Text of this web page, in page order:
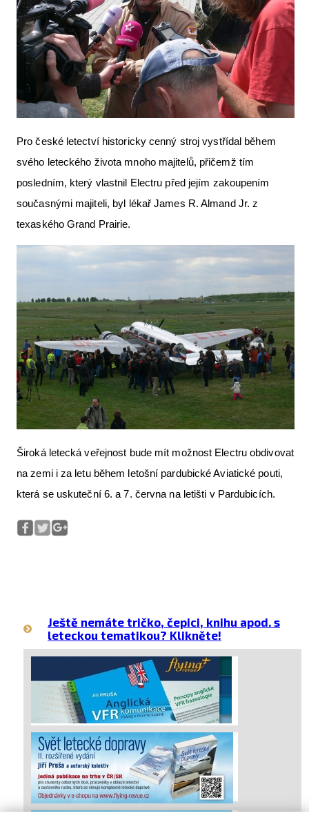
Pro české letectví historicky cenný stroj vystřídal během
svého leteckého života mnoho majitelů, přičemž tím
posledním, který vlastnil Electru před jejím zakoupením
současnými majiteli, byl lékař James R. Almand Jr. z
texaského Grand Prairie.
Široká letecká veřejnost bude mít možnost Electru obdivovat
na zemi i za letu během letošní pardubické Aviatické pouti,
která se uskuteční 6. a 7. června na letišti v Pardubicích.
Ještě nemáte tričko, čepici, knihu apod. s
leteckou tematikou? Klikněte!